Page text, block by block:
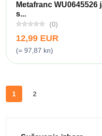
Metafranc
s...
(0)
12,99 EUR
(= 97,87 kn)
1 2